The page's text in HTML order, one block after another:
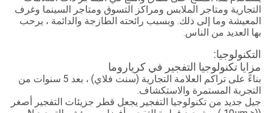
التجارية ومتاجر الملابس ومراكز التسوق ومتاجر السينما وغرف
المعيشة وما إلى ذلك. وبسبب رائحته الطازجة والدائمة ، يرحب
بها العديد من الناس.
التكنولوجيا:
مزايا تكنولوجيا التفجير في كرياروما
بناءً على تراكم العلامة التجارية (سنت فلاي) ، بعد 5 سنوات من
التجربة المستمرة والاستكشاف.
جيل جديد من تكنولوجيا التفجير يجعل قطر جزيئات التفجير أصغر